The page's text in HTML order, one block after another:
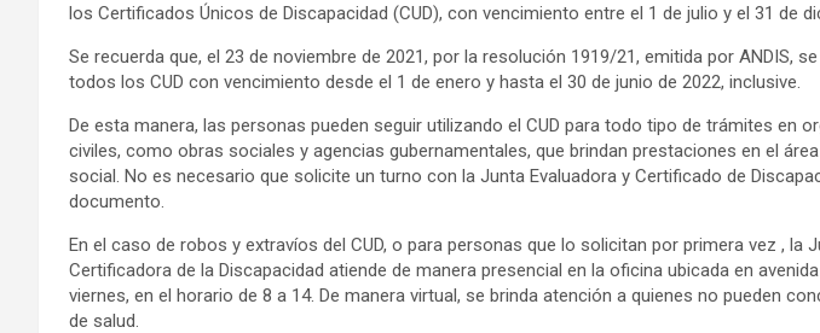
los Certificados Únicos de Discapacidad (CUD), con vencimiento entre el 1 de julio y el 31 de
Se recuerda que, el 23 de noviembre de 2021, por la resolución 1919/21, emitida por ANDIS,
todos los CUD con vencimiento desde el 1 de enero y hasta el 30 de junio de 2022, inclusive.
De esta manera, las personas pueden seguir utilizando el CUD para todo tipo de trámites en
civiles, como obras sociales y agencias gubernamentales, que brindan prestaciones en el
social. No es necesario que solicite un turno con la Junta Evaluadora y Certificado de
documento.
En el caso de robos y extravíos del CUD, o para personas que lo solicitan por primera vez , la
Certificadora de la Discapacidad atiende de manera presencial en la oficina ubicada en
viernes, en el horario de 8 a 14. De manera virtual, se brinda atención a quienes no pueden
de salud.